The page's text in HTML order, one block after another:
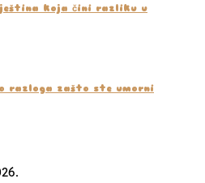
koja čini razliku u
razloga zašto ste umorni